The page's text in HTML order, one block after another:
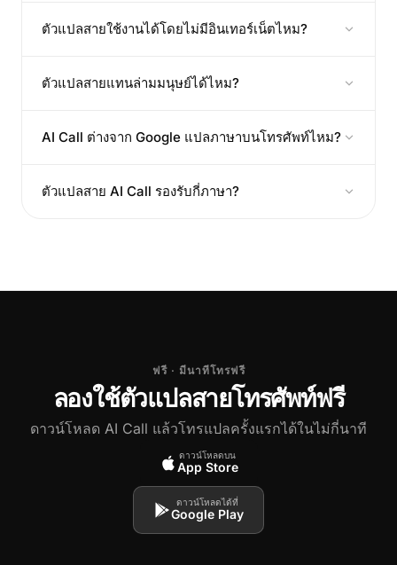
ตัวแปลสายใช้งานได้โดยไม่มีอินเทอร์เน็ตไหม?
ตัวแปลสายแทนล่ามมนุษย์ได้ไหม?
AI Call ต่างจาก Google แปลภาษาบนโทรศัพท์ไหม?
ตัวแปลสาย AI Call รองรับกี่ภาษา?
ฟรี · มีนาทีโทรฟรี
ลองใช้ตัวแปลสายโทรศัพท์ฟรี
ดาวน์โหลด AI Call แล้วโทรแปลครั้งแรกได้ในไม่กี่นาที
ดาวน์โหลดบน
App Store
ดาวน์โหลดได้ที่
Google Play